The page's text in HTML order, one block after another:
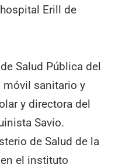
Erill de
Salud Pública del
sanitario y
y directora del
Savio.
de Salud de la
el instituto